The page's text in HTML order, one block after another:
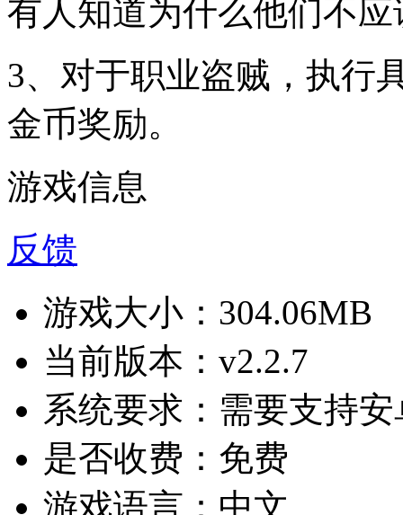
有人知道为什么他们不
3、对于职业盗贼，执行
金币奖励。
游戏信息
反馈
游戏大小： 304.06MB
当前版本： v2.2.7
系统要求： 需要支持
是否收费： 免费
游戏语言： 中文